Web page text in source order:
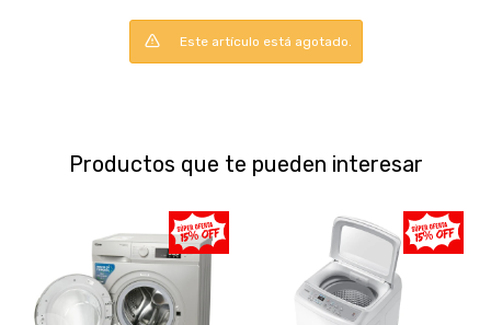
Este artículo está agotado.
Productos que te pueden interesar